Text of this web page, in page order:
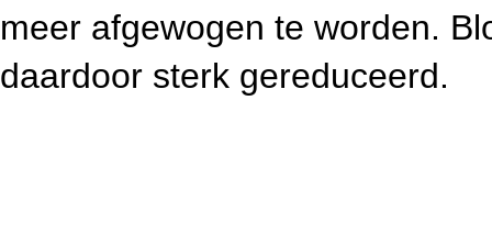
meer afgewogen te worden.
daardoor sterk gereduceerd.